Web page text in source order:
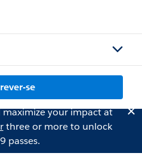
se
your impact at
three or more to unlock
passes.